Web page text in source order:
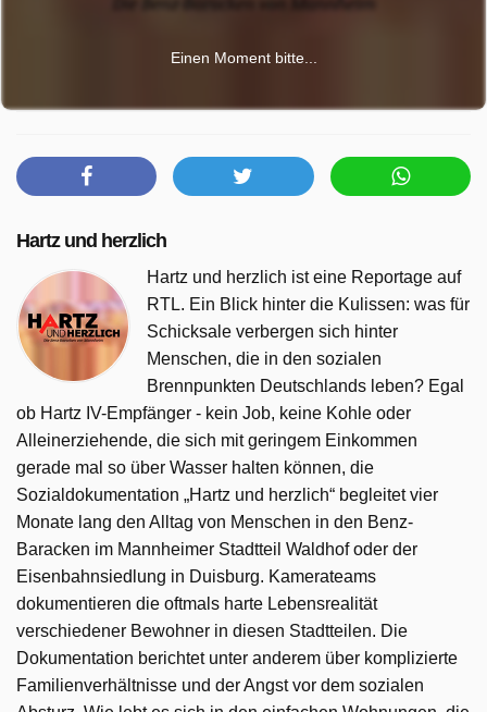
Einen Moment bitte...
Hartz und herzlich
Hartz und herzlich ist eine Reportage auf
RTL. Ein Blick hinter die Kulissen: was für
Schicksale verbergen sich hinter
Menschen, die in den sozialen
Brennpunkten Deutschlands leben? Egal
ob Hartz IV-Empfänger - kein Job, keine Kohle oder
Alleinerziehende, die sich mit geringem Einkommen
gerade mal so über Wasser halten können, die
Sozialdokumentation „Hartz und herzlich“ begleitet vier
Monate lang den Alltag von Menschen in den Benz-
Baracken im Mannheimer Stadtteil Waldhof oder der
Eisenbahnsiedlung in Duisburg. Kamerateams
dokumentieren die oftmals harte Lebensrealität
verschiedener Bewohner in diesen Stadtteilen. Die
Dokumentation berichtet unter anderem über komplizierte
Familienverhältnisse und der Angst vor dem sozialen